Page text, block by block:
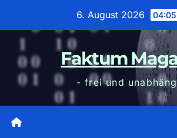
6. August 2026 04:05
Faktum
- frei und